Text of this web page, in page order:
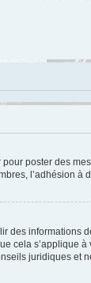
poster des
l’adhésion
informations
cela
juridiques et